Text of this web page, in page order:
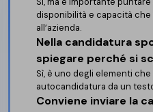
disponibilità e capacità
all’azienda.
Nella candidatura
spiegare perché si
Sì, è uno degli elementi
autocandidatura da un
Conviene inviare la